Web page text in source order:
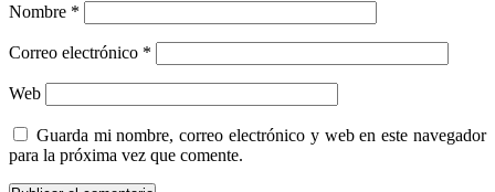
Nombre *
Correo electrónico *
Web
Guarda mi nombre, correo electrónico y web en este navegador
para la próxima vez que comente.